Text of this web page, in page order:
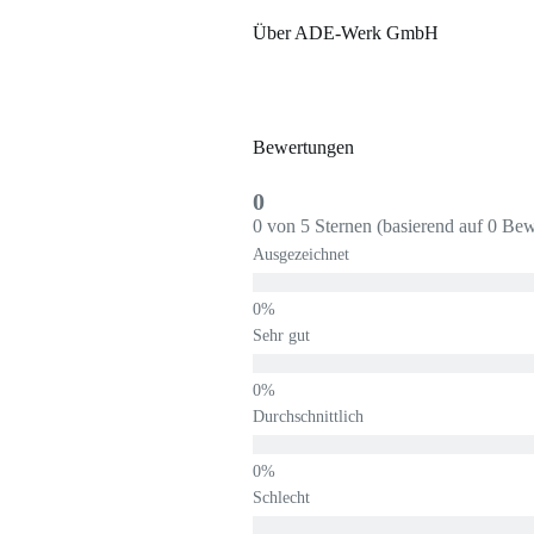
Über ADE-Werk GmbH
Bewertungen
0
0 von 5 Sternen (basierend auf 0
Ausgezeichnet
Sehr gut
Durchschnittlich
Schlecht